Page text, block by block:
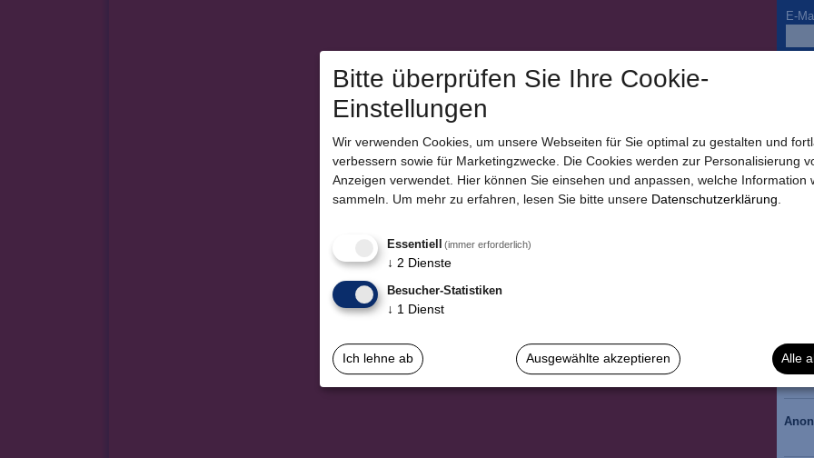
E-
Ja
per
*
Wie
BIS
Bitte überprüfen Sie Ihre Cookie-
Einstellungen
Wir verwenden Cookies, um unsere Webseiten für Sie optimal zu gestalten und
verbessern sowie für Marketingzwecke. Die Cookies werden zur Personalisierung
Anzeigen verwendet. Hier können Sie einsehen und anpassen, welche Information
sammeln.
Um mehr zu erfahren, lesen Sie bitte unsere Datenschutzerklärung
Essentiell (immer erforderlich)
↓ 2 Dienste
Besucher-Statistiken
↓ 1 Dienst
Ich lehne ab Ausgewählte akzeptieren Alle